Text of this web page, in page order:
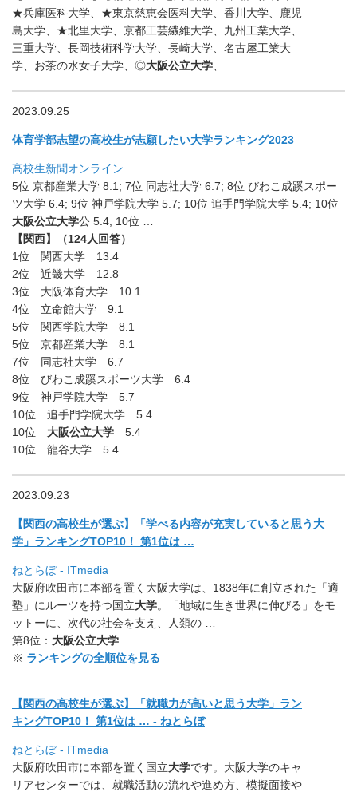
★兵庫医科大学、★東京慈恵会医科大学、香川大学、鹿児
島大学、★北里大学、京都工芸繊維大学、九州工業大学、
三重大学、長岡技術科学大学、長崎大学、名古屋工業大
学、お茶の水女子大学、◎大阪公立大学
2023.09.25
体育学部志望の高校生が志願したい大学ランキング2023
高校生新聞オンライン
5位 京都産業大学 8.1; 7位 同志社大学 6.7; 8位 びわこ成蹊スポー
ツ大学 6.4; 9位 神戸学院大学 5.7; 10位 追手門学院大学 5.4; 10位
大阪公立大学公 5.4; 10位 …
【関西】（124人回答）
1位 関西大学 13.4
2位 近畿大学 12.8
3位 大阪体育大学 10.1
4位 立命館大学 9.1
5位 関西学院大学 8.1
5位 京都産業大学 8.1
7位 同志社大学 6.7
8位 びわこ成蹊スポーツ大学 6.4
9位 神戸学院大学 5.7
10位 追手門学院大学 5.4
10位 大阪公立大学 5.4
10位 龍谷大学 5.4
2023.09.23
【関西の高校生が選ぶ】「学べる内容が充実していると思う大
学」 ランキングTOP10！ 第1位は …
ねとらぼ - ITmedia
大阪府吹田市に本部を置く大阪大学は、1838年に創立された「適
塾」にルーツを持つ国立大学。「地域に生き世界に伸びる」 をモ
ットーに、次代の社会を支え、人類の …
第8位： 大阪公立大学
※ ランキングの全順位を見る
【関西の高校生が選ぶ】「就職力が高いと思う大学」 ラン
キングTOP10！ 第1位は … - ねとらぼ
ねとらぼ - ITmedia
大阪府吹田市に本部を置く国立大学です。大阪大学のキャ
リアセンターでは、就職活動の流れや進め方、 模擬面接や